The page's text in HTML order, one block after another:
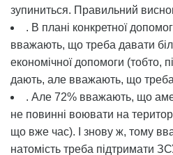
зупиниться. Правильний
. В плані конкретної
вважають, що треба давати
економічної допомоги (тобто,
дають, але вважають, що
. Але 72% вважають, що
не повинні воювати на
що вже час). І знову ж, тому
натомість треба підтримати